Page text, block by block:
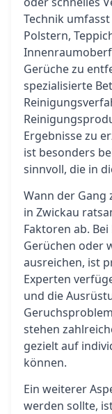
Technik
Polstern,
Gerüche zu
spezialisierte
Ergebnisse zu
ist besonders
sinnvoll, die in
Wann der Gang
in Zwickau
Faktoren ab.
Gerüchen oder
ausreichen, ist
Experten
und die
stehen
gezielt auf
können.
Ein weiterer
werden sollte,